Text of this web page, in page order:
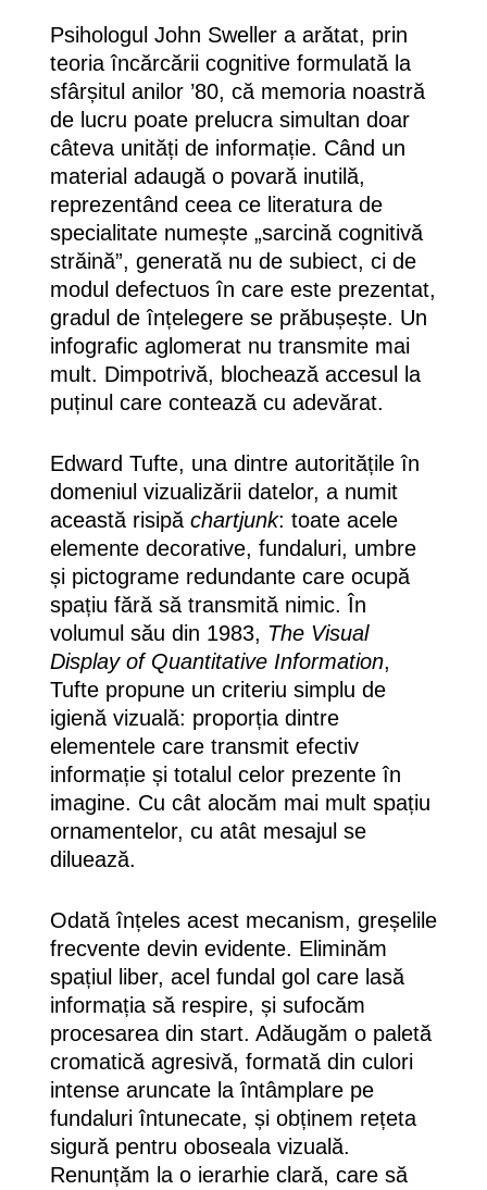
Psihologul John Sweller a arătat, prin
teoria încărcării cognitive formulată la
sfârșitul anilor ’80, că memoria noastră
de lucru poate prelucra simultan doar
câteva unități de informație. Când un
material adaugă o povară inutilă,
reprezentând ceea ce literatura de
specialitate numește „sarcină cognitivă
străină”, generată nu de subiect, ci de
modul defectuos în care este prezentat,
gradul de înțelegere se prăbușește. Un
infografic aglomerat nu transmite mai
mult. Dimpotrivă, blochează accesul la
puținul care contează cu adevărat.
Edward Tufte, una dintre autoritățile în
domeniul vizualizării datelor, a numit
această risipă chartjunk: toate acele
elemente decorative, fundaluri, umbre
și pictograme redundante care ocupă
spațiu fără să transmită nimic. În
volumul său din 1983, The Visual
Display of Quantitative Information,
Tufte propune un criteriu simplu de
igienă vizuală: proporția dintre
elementele care transmit efectiv
informație și totalul celor prezente în
imagine. Cu cât alocăm mai mult spațiu
ornamentelor, cu atât mesajul se
diluează.
Odată înțeles acest mecanism, greșelile
frecvente devin evidente. Eliminăm
spațiul liber, acel fundal gol care lasă
informația să respire, și sufocăm
procesarea din start. Adăugăm o paletă
cromatică agresivă, formată din culori
intense aruncate la întâmplare pe
fundaluri întunecate, și obținem rețeta
sigură pentru oboseala vizuală.
Renunțăm la o ierarhie clară, care să